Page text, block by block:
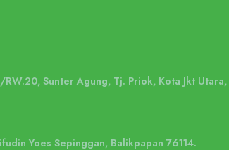
Sunter Agung, Tj. Priok, Kota Jkt
Yoes Sepinggan, Balikpapan 76114.